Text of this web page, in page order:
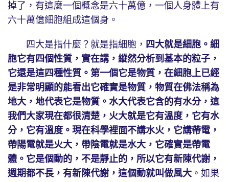
掉了，有這麼一個概念是六十萬億，一個人身體上有
六十萬億細胞組成這個身。
四大是指什麼？就是指細胞， 四大就是細胞。細
胞它有四個性質，實在講，縱然分析到基本的粒子，
它還是這四種性質。第一個它是物質，在細胞上已經
是非常明顯的能看出它確實是物質，物質在佛法稱為
地大，地代表它是物質。水大代表它含的有水分，這
我們大家現在都很清楚，火大就是它有溫度，它有水
分，它有溫度。現在科學裡面不講水火，它講帶電，
帶陽電就是火大，帶陰電就是水大，它確實是帶電
體。它是個動的，不是靜止的，所以它有新陳代謝，
週期都不長，有新陳代謝，這個動就叫做風大 。如果